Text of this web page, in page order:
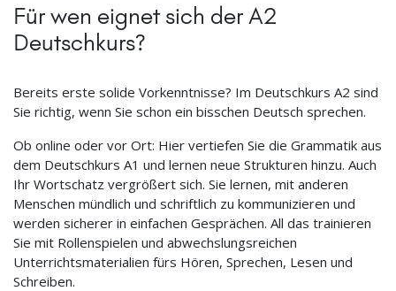
Für wen eignet sich der A2
Deutschkurs?
Bereits erste solide Vorkenntnisse? Im Deutschkurs A2 sind
Sie richtig, wenn Sie schon ein bisschen Deutsch sprechen.
Ob online oder vor Ort: Hier vertiefen Sie die Grammatik aus
dem Deutschkurs A1 und lernen neue Strukturen hinzu. Auch
Ihr Wortschatz vergrößert sich. Sie lernen, mit anderen
Menschen mündlich und schriftlich zu kommunizieren und
werden sicherer in einfachen Gesprächen. All das trainieren
Sie mit Rollenspielen und abwechslungsreichen
Unterrichtsmaterialien fürs Hören, Sprechen, Lesen und
Schreiben.